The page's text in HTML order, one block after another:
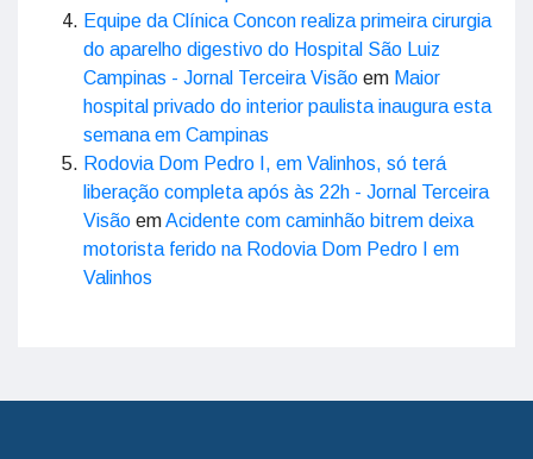
Equipe da Clínica Concon realiza primeira cirurgia
do aparelho digestivo do Hospital São Luiz
Campinas - Jornal Terceira Visão em Maior
hospital privado do interior paulista inaugura esta
semana em Campinas
Rodovia Dom Pedro I, em Valinhos, só terá
liberação completa após às 22h - Jornal Terceira
Visão emAcidente com caminhão bitrem deixa
motorista ferido na Rodovia Dom Pedro I em
Valinhos